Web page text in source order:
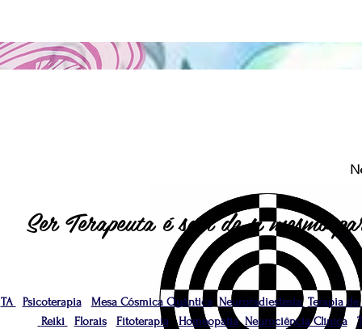
TA Psicoterapia Mesa Cósmica Quântica Neuroradiestesia Terapia de
Reiki
Florais Fitoterapia Homeopatia Neurociência Clínica
Ser Terapeuta é sair de si mesmo